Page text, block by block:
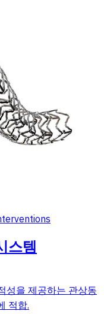
스템
성을 제공하는 관상동
적합.